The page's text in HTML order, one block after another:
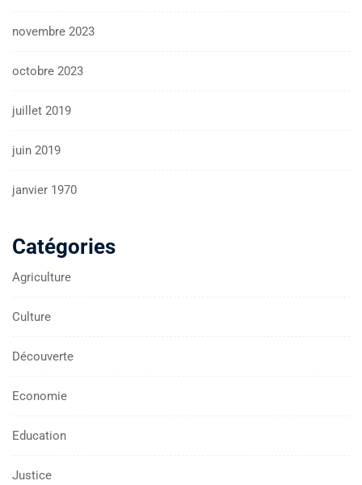
novembre 2023
octobre 2023
juillet 2019
juin 2019
janvier 1970
Catégories
Agriculture
Culture
Découverte
Economie
Education
Justice